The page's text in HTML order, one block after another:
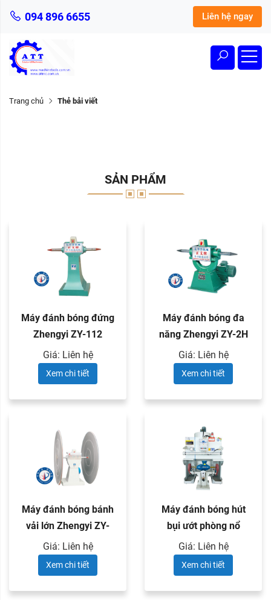
094 896 6655 Liên hệ ngay
Trang chủ Thẻ bải viết
SẢN PHẨM
Máy đánh bóng đứng
Zhengyi ZY-112
Giá: Liên hệ
Xem chi tiết
Máy đánh bóng đa
năng Zhengyi ZY-2H
và ZY-4H
Giá: Liên hệ
Xem chi tiết
Máy đánh bóng bánh
vải lớn Zhengyi ZY-
H200
Giá: Liên hệ
Xem chi tiết
Máy đánh bóng hút
bụi ướt phòng nổ
Zhengyi ZY-312
Giá: Liên hệ
Xem chi tiết